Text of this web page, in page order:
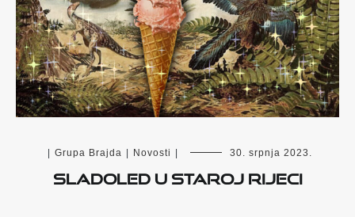
Grupa Brajda Novosti 30. srpnja 2023.
SLADOLED U STAROJ RIJECI